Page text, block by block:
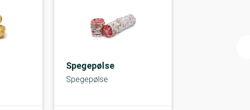
Spegepølse
Spegepølse